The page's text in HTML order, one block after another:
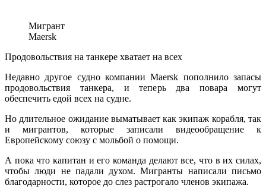
Мигрант
Maersk
Продовольствия на танкере хватает на всех
Недавно другое судно компании Maersk пополнило запасы
продовольствия танкера, и теперь два повара могут
обеспечить едой всех на судне.
Но длительное ожидание выматывает как экипаж корабля, так
и мигрантов, которые записали видеообращение к
Европейскому союзу с мольбой о помощи.
А пока что капитан и его команда делают все, что в их силах,
чтобы люди не падали духом. Мигранты написали письмо
благодарности, которое до слез растрогало членов экипажа.